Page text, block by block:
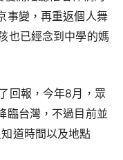
事變，再重返個人舞
也已經念到中學的媽
回報，今年8月，眾
臨台灣，不過目前並
道時間以及地點